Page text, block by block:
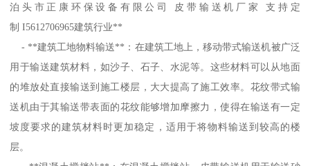
泊头市正康环保设备有限公司 皮带输送机厂家 支持定
制 I5612706965建筑行业**
- **建筑工地物料输送**：在建筑工地上，移动带式输送机被广泛
用于输送建筑材料，如沙子、石子、水泥等。这些材料可以从地面
的堆放处直接输送到施工楼层，大大提高了施工效率。花纹带式输
送机由于其输送带表面的花纹能够增加摩擦力，使得在输送有一定
坡度要求的建筑材料时更加稳定，适用于将物料输送到较高的楼
层。